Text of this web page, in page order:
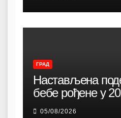
ГРАД
Настављена
бебе рођене у
05/08/2026